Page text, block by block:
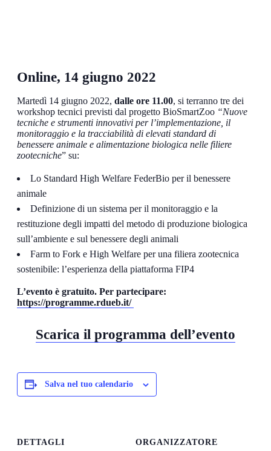
Online, 14 giugno 2022
Martedì 14 giugno 2022, dalle ore 11.00, si terranno tre dei
workshop tecnici previsti dal progetto BioSmartZoo “Nuove
tecniche e strumenti innovativi per l’implementazione, il
monitoraggio e la tracciabilità di elevati standard di
benessere animale e alimentazione biologica nelle filiere
zootecniche” su:
Lo Standard High Welfare FederBio per il benessere
animale
Definizione di un sistema per il monitoraggio e la
restituzione degli impatti del metodo di produzione biologica
sull’ambiente e sul benessere degli animali
Farm to Fork e High Welfare per una filiera zootecnica
sostenibile: l’esperienza della piattaforma FIP4
L’evento è gratuito. Per partecipare:
https://programme.rdueb.it/
Scarica il programma dell’evento
Salva nel tuo calendario
DETTAGLI
ORGANIZZATORE